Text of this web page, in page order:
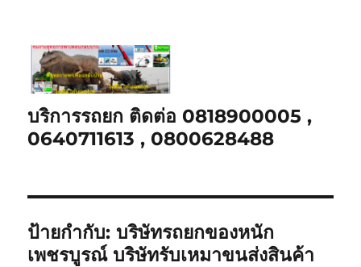
บริการรถยก ติดต่อ 0818900005 ,
0640711613 , 0800628488
ป้ายกำกับ:บริษัทรถยกของหนัก
เพชรบูรณ์ บริษัทรับเหมาขนส่งสินค้า